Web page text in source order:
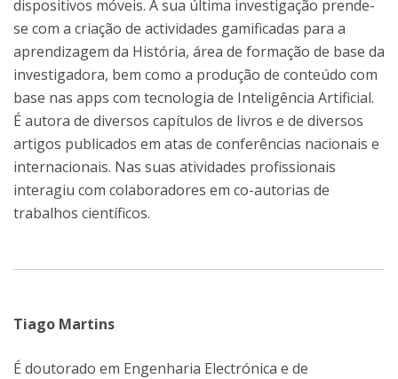
dispositivos móveis. A sua última investigação prende-
se com a criação de actividades gamificadas para a
aprendizagem da História, área de formação de base da
investigadora, bem como a produção de conteúdo com
base nas apps com tecnologia de Inteligência Artificial.
É autora de diversos capítulos de livros e de diversos
artigos publicados em atas de conferências nacionais e
internacionais. Nas suas atividades profissionais
interagiu com colaboradores em co-autorias de
trabalhos científicos.
Tiago Martins
É doutorado em Engenharia Electrónica e de